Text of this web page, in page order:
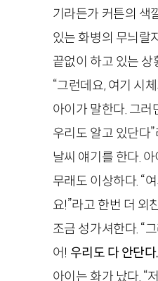
기라든가 커튼의 색
있는 화병의 무늬랄
끝없이 하고 있는 상
“그런데요, 여기 시
아이가 말한다. 그러
우리도 알고 있단다
날씨 얘기를 한다.
무래도 이상하다. “
요!”라고 한번 더 외
조금 성가셔한다. “
어! 우리도 다 안단
아이는 화가 났다. “